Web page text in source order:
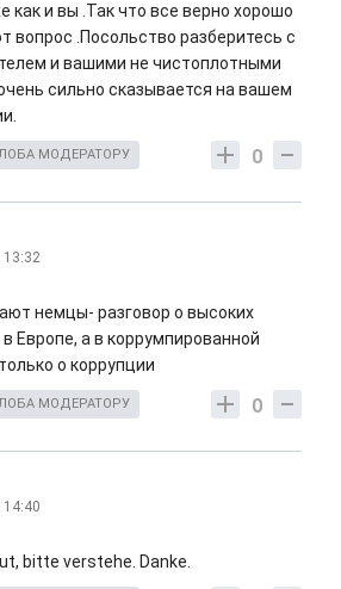
как и вы .Так что все верно хорошо
вопрос .Посольство разберитесь с
и вашими не чистоплотными
сильно сказывается на вашем
0
МОДЕРАТОРУ
13:32
немцы- разговор о высоких
Европе, а в коррумпированной
о коррупции
0
МОДЕРАТОРУ
14:40
bitte verstehe. Danke.